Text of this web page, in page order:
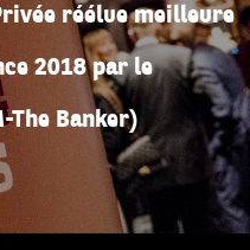
2018 par le
Banker)